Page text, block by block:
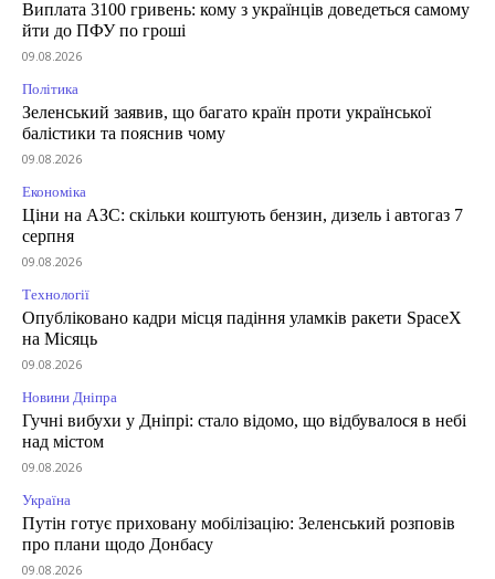
Виплата 3100 гривень: кому з українців доведеться самому
йти до ПФУ по гроші
09.08.2026
Політика
Зеленський заявив, що багато країн проти української
балістики та пояснив чому
09.08.2026
Економіка
Ціни на АЗС: скільки коштують бензин, дизель і автогаз 7
серпня
09.08.2026
Технології
Опубліковано кадри місця падіння уламків ракети SpaceX
на Місяць
09.08.2026
Новини Дніпра
Гучні вибухи у Дніпрі: стало відомо, що відбувалося в небі
над містом
09.08.2026
Україна
Путін готує приховану мобілізацію: Зеленський розповів
про плани щодо Донбасу
09.08.2026